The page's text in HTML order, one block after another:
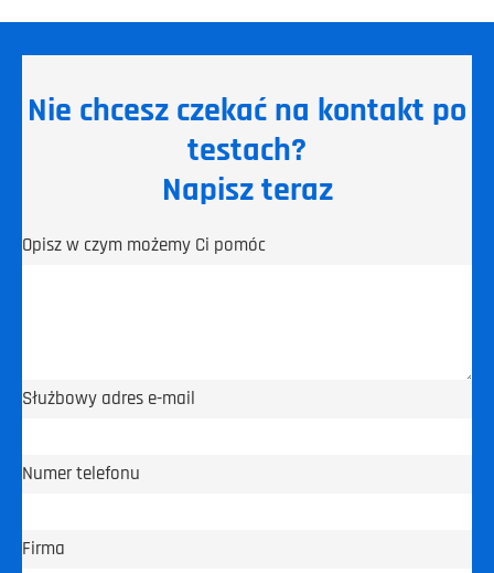
Nie chcesz czekać na kontakt po
testach?
Napisz teraz
Opisz w czym możemy Ci pomóc
Służbowy adres e-mail
Numer telefonu
Firma